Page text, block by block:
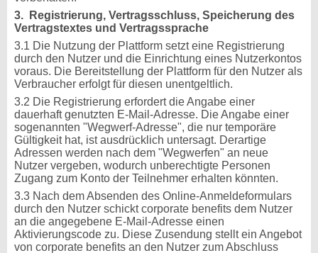
3. Registrierung, Vertragsschluss, Speicherung des
Vertragstextes und Vertragssprache
3.1 Die Nutzung der Plattform setzt eine Registrierung
durch den Nutzer und die Einrichtung eines Nutzerkontos
voraus. Die Bereitstellung der Plattform für den Nutzer als
Verbraucher erfolgt für diesen unentgeltlich.
3.2 Die Registrierung erfordert die Angabe einer
dauerhaft genutzten E-Mail-Adresse. Die Angabe einer
sogenannten "Wegwerf-Adresse", die nur temporäre
Gültigkeit hat, ist ausdrücklich untersagt. Derartige
Adressen werden nach dem "Wegwerfen" an neue
Nutzer vergeben, wodurch unberechtigte Personen
Zugang zum Konto der Teilnehmer erhalten könnten.
3.3 Nach dem Absenden des Online-Anmeldeformulars
durch den Nutzer schickt corporate benefits dem Nutzer
an die angegebene E-Mail-Adresse einen
Aktivierungscode zu. Diese Zusendung stellt ein Angebot
von corporate benefits an den Nutzer zum Abschluss